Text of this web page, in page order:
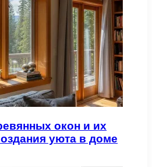
окон и их
уюта в доме